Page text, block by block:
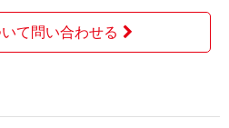
て問い合わせる